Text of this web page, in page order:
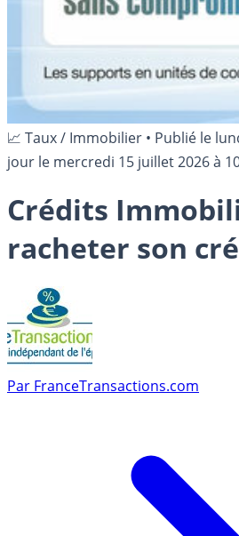
📈 Taux / Immobilier • Publié le
jour le mercredi 15 juillet 2026 à
Crédits
racheter son
Par FranceTransactions.com